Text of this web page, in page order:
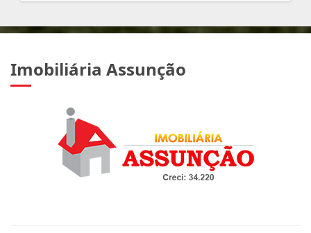
Imobiliária Assunção